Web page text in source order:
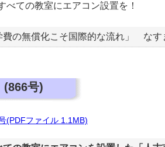
ての教室にエアコン設置を！
の無償化こそ国際的な流れ」 なす
号)
(PDFファイル 1.1MB)